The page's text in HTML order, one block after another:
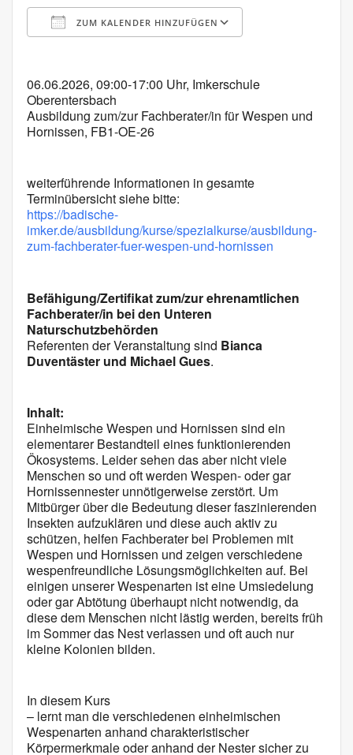
ZUM KALENDER HINZUFÜGEN
06.06.2026, 09:00-17:00 Uhr, Imkerschule
Oberentersbach
Ausbildung zum/zur Fachberater/in für Wespen und
Hornissen, FB1-OE-26
weiterführende Informationen in gesamte
Terminübersicht siehe bitte:
https://badische-
imker.de/ausbildung/kurse/spezialkurse/ausbildung-
zum-fachberater-fuer-wespen-und-hornissen
Befähigung/Zertifikat zum/zur ehrenamtlichen
Fachberater/in bei den Unteren
Naturschutzbehörden
Referenten der Veranstaltung sind Bianca
Duventäster und Michael Gues.
Inhalt:
Einheimische Wespen und Hornissen sind ein
elementarer Bestandteil eines funktionierenden
Ökosystems. Leider sehen das aber nicht viele
Menschen so und oft werden Wespen- oder gar
Hornissennester unnötigerweise zerstört. Um
Mitbürger über die Bedeutung dieser faszinierenden
Insekten aufzuklären und diese auch aktiv zu
schützen, helfen Fachberater bei Problemen mit
Wespen und Hornissen und zeigen verschiedene
wespenfreundliche Lösungsmöglichkeiten auf. Bei
einigen unserer Wespenarten ist eine Umsiedelung
oder gar Abtötung überhaupt nicht notwendig, da
diese dem Menschen nicht lästig werden, bereits früh
im Sommer das Nest verlassen und oft auch nur
kleine Kolonien bilden.
In diesem Kurs
– lernt man die verschiedenen einheimischen
Wespenarten anhand charakteristischer
Körpermerkmale oder anhand der Nester sicher zu